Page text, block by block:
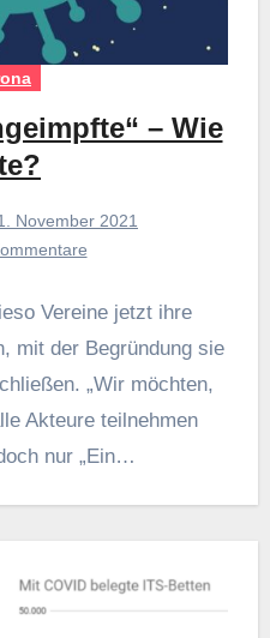
– Wie
November 2021
Vereine jetzt ihre
mit der Begründung sie
„Wir möchten,
Akteure teilnehmen
nur „Ein…